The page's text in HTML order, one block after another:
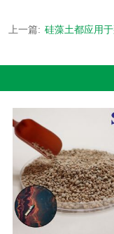
上一篇: